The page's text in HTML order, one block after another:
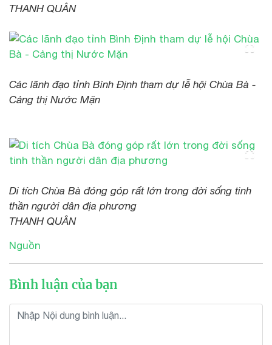
THANH QUÂN
Các lãnh đạo tỉnh Bình Định tham dự lễ hội Chùa Bà -
Cảng thị Nước Mặn
Di tích Chùa Bà đóng góp rất lớn trong đời sống tinh
thần người dân địa phương
THANH QUÂN
Nguồn
Bình luận của bạn